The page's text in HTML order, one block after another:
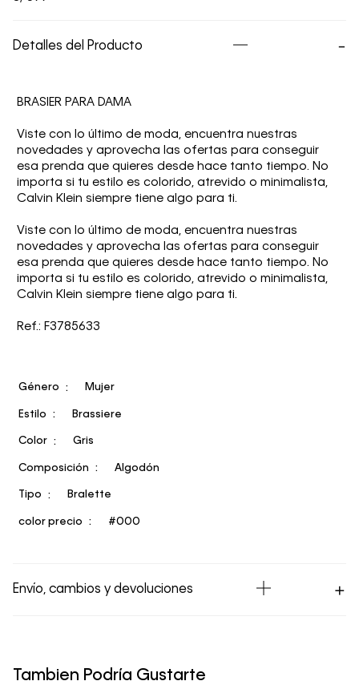
Detalles del Producto
BRASIER PARA DAMA
Viste con lo último de moda, encuentra nuestras
novedades y aprovecha las ofertas para conseguir
esa prenda que quieres desde hace tanto tiempo. No
importa si tu estilo es colorido, atrevido o minimalista,
Calvin Klein siempre tiene algo para ti.
Viste con lo último de moda, encuentra nuestras
novedades y aprovecha las ofertas para conseguir
esa prenda que quieres desde hace tanto tiempo. No
importa si tu estilo es colorido, atrevido o minimalista,
Calvin Klein siempre tiene algo para ti.
Ref.: F3785633
Género Mujer
Estilo Brassiere
Color Gris
Composición Algodón
Tipo Bralette
color precio #000
Envío, cambios y devoluciones
hábiles para envíos a provincia. Envíos gratis en Lima
Tambien Podría Gustarte